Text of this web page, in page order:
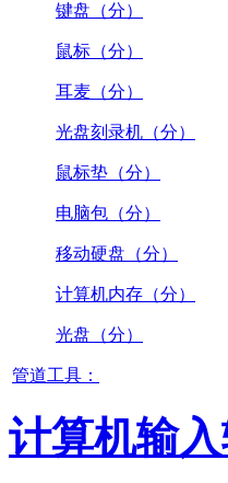
键盘（分）
鼠标（分）
耳麦（分）
光盘刻录机（分）
鼠标垫（分）
电脑包（分）
移动硬盘（分）
计算机内存（分）
光盘（分）
管道工具：
计算机输